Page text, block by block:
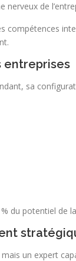
de
compétences
entreprises
sa
du potentiel de
un expert